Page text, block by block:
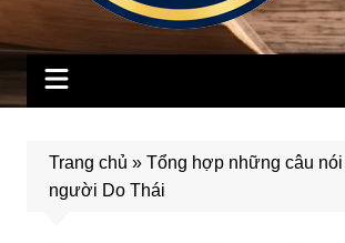
Trang chủ » Tổng hợp những câu nói
người Do Thái